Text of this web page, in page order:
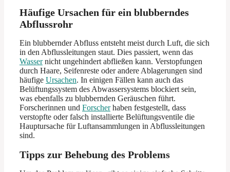
Häufige Ursachen für ein blubberndes
Abflussrohr
Ein blubbernder Abfluss entsteht meist durch Luft, die sich
in den Abflussleitungen staut. Dies passiert, wenn das
Wassernicht ungehindert abfließen kann. Verstopfungen
durch Haare, Seifenreste oder andere Ablagerungen sind
häufige Ursachen. In einigen Fällen kann auch das
Belüftungssystem des Abwassersystems blockiert sein,
was ebenfalls zu blubbernden Geräuschen führt.
Forscherinnen und Forscherhaben festgestellt, dass
verstopfte oder falsch installierte Belüftungsventile die
Hauptursache für Luftansammlungen in Abflussleitungen
sind.
Tipps zur Behebung des Problems